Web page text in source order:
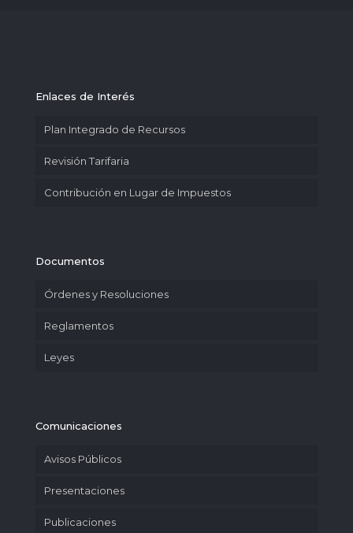
Enlaces de Interés
Plan Integrado de Recursos
Revisión Tarifaria
Contribución en Lugar de Impuestos
Documentos
Órdenes y Resoluciones
Reglamentos
Leyes
Comunicaciones
Avisos Públicos
Presentaciones
Publicaciones